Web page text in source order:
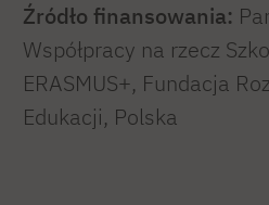
Źródło finansowania:
Współpracy na rzecz
ERASMUS+, Fundacja
Edukacji, Polska